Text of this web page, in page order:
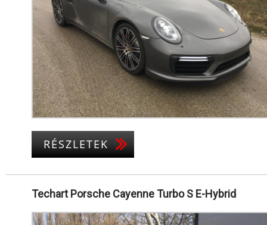
RÉSZLETEK
Techart Porsche Cayenne Turbo S E-Hybrid